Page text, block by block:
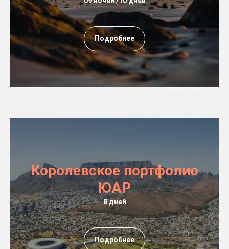
Подробнее
Королевское портфолио
ЮАР
8 дней
Подробнее